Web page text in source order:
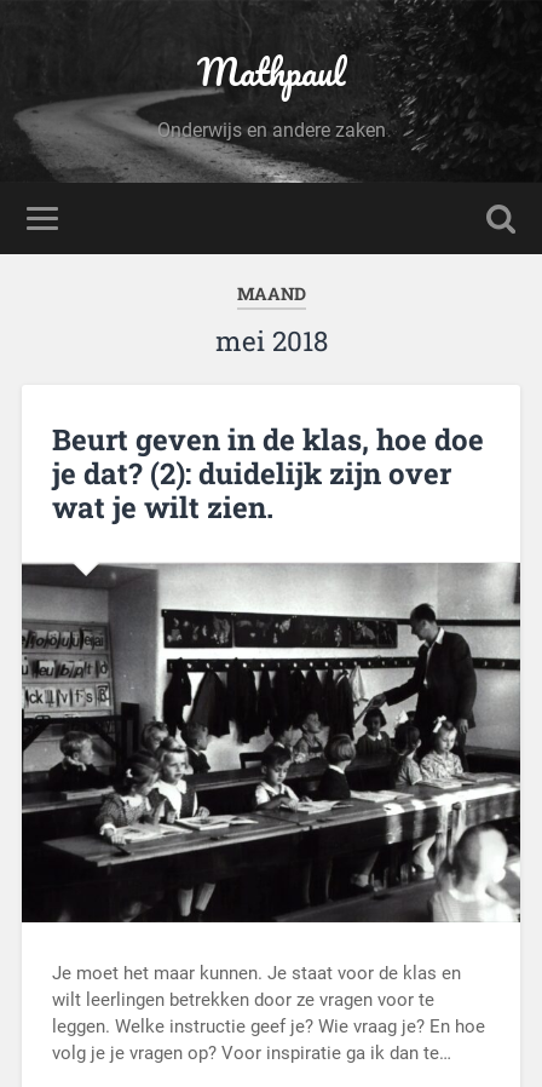
Mathpaul
Onderwijs en andere zaken
MAAND
mei 2018
Beurt geven in de klas, hoe doe
je dat? (2): duidelijk zijn over
wat je wilt zien.
Je moet het maar kunnen. Je staat voor de klas en
wilt leerlingen betrekken door ze vragen voor te
leggen. Welke instructie geef je? Wie vraag je? En hoe
volg je je vragen op? Voor inspiratie ga ik dan te…